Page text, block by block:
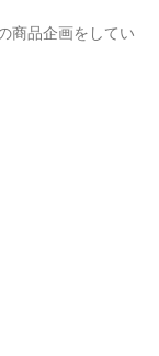
商品企画をしてい